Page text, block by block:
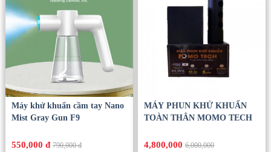
Máy khử khuẩn cầm tay Nano
Mist Gray Gun F9
550,000 đ 790,000 đ
MÁY PHUN KHỬ KHUẨN
TOÀN THÂN MOMO TECH
4,800,0006,000,000